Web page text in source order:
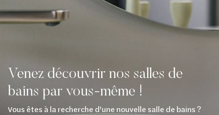
Venez découvrir nos salles de
bains par vous-même !
Vous êtes à la recherche d'une nouvelle salle de bains ?